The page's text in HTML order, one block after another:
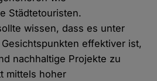
Städtetouristen.
wissen, dass es unter
effektiver ist,
nachhaltige Projekte zu
mittels hoher